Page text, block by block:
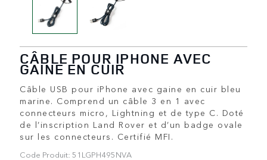
CÂBLE POUR IPHONE AVEC
GAINE EN CUIR
Câble USB pour iPhone avec gaine en cuir bleu
marine. Comprend un câble 3 en 1 avec
connecteurs micro, Lightning et de type C. Doté
de l’inscription Land Rover et d’un badge ovale
sur les connecteurs. Certifié MFI.
Code Produit: 51LGPH495NVA